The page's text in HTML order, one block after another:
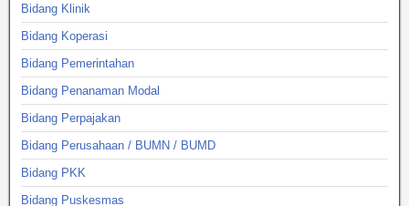
Bidang Klinik
Bidang Koperasi
Bidang Pemerintahan
Bidang Penanaman Modal
Bidang Perpajakan
Bidang Perusahaan / BUMN / BUMD
Bidang PKK
Bidang Puskesmas